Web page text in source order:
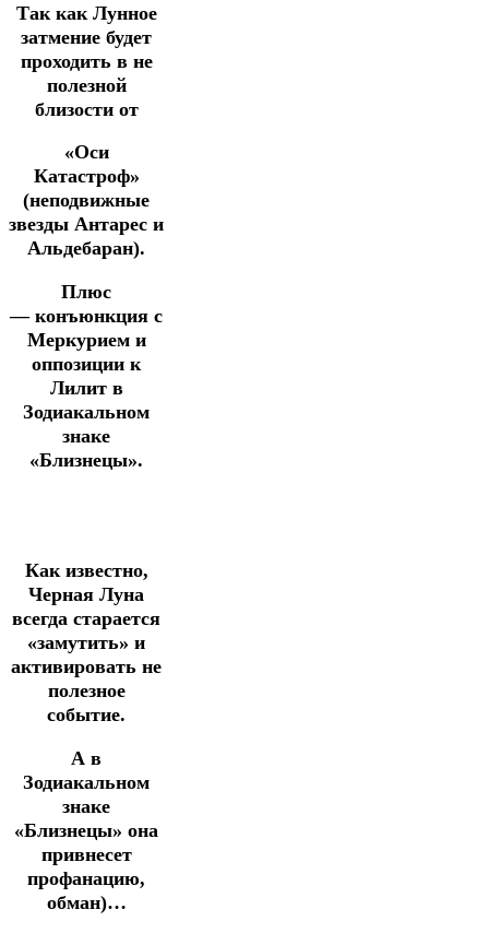
Так как Лунное
затмение будет
проходить в не
полезной
близости от
«Оси
Катастроф»
(неподвижные
звезды Антарес и
Альдебаран).
Плюс
— конъюнкция с
Меркурием и
оппозиции к
Лилит в
Зодиакальном
знаке
«Близнецы».
Как известно,
Черная Луна
всегда старается
«замутить» и
активировать не
полезное
событие.
А в
Зодиакальном
знаке
«Близнецы» она
привнесет
профанацию,
обман)…